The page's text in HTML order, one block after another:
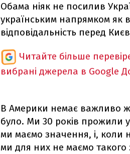
Обама ніяк не посилив
українським напрямком як
відповідальність перед
Читайте більше
вибрані джерела в Google
В Америки немає важливо
було. Ми 30 років прожили
ми маємо значення, і, коли
ми для них не маємо такого